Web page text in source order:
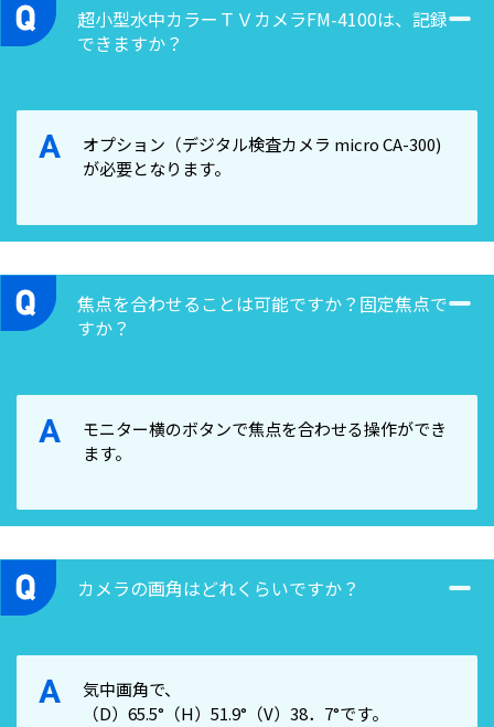
収納ケース超小型水中カラーＴＶカメラFM-4100は、記録
できますか？
A
オプション（デジタル検査カメラ micro CA-300)
が必要となります。
焦点を合わせることは可能ですか？固定焦点で
すか？
A
モニター横のボタンで焦点を合わせる操作ができ
ます。
カメラの画角はどれくらいですか？
A
気中画角で、
（D）65.5°（H）51.9°（V）38．7°です。